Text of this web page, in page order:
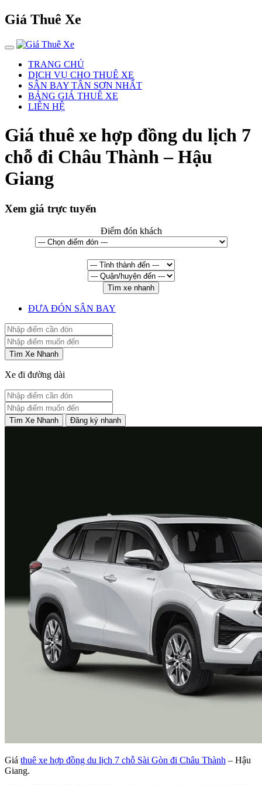
Giá Thuê Xe
TRANG CHỦ
DỊCH VỤ CHO THUÊ XE
SÂN BAY TÂN SƠN NHẤT
BẢNG GIÁ THUÊ XE
LIÊN HỆ
Giá thuê xe hợp đồng du lịch 7
chỗ đi Châu Thành – Hậu
Giang
Xem giá trực tuyến
Điểm đón khách
Tìm xe nhanh
ĐƯA ĐÓN SÂN BAY
Tìm Xe Nhanh
Xe đi đường dài
Tìm Xe Nhanh Đăng ký nhanh
Giá thuê xe hợp đồng du lịch 7 chỗ Sài Gòn đi Châu Thành – Hậu
Giang.